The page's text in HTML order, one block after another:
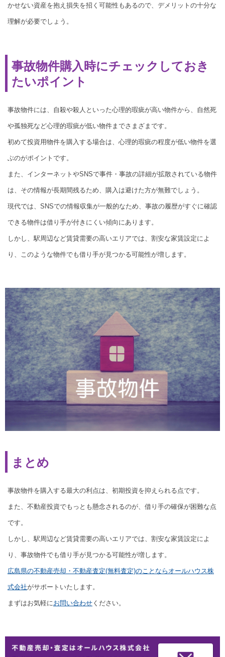
かせない資産を抱え損失を招く可能性もあるので、デメリットの十分な
理解が必要でしょう。
事故物件購入時にチェックしておき
たいポイント
事故物件には、自殺や殺人といった心理的瑕疵が高い物件から、自然死
や孤独死など心理的瑕疵が低い物件までさまざまです。
初めて投資用物件を購入する場合は、心理的瑕疵の程度が低い物件を選
ぶのがポイントです。
また、インターネットやSNSで事件・事故の詳細が拡散されている物件
は、その情報が長期間残るため、購入は避けた方が無難でしょう。
現代では、SNSでの情報収集が一般的なため、事故の履歴がすぐに確認
できる物件は借り手が付きにくい傾向にあります。
しかし、駅周辺など賃貸需要の高いエリアでは、割安な家賃設定によ
り、このような物件でも借り手が見つかる可能性が増します。
まとめ
事故物件を購入する最大の利点は、初期投資を抑えられる点です。
また、不動産投資でもっとも懸念されるのが、借り手の確保が困難な点
です。
しかし、駅周辺など賃貸需要の高いエリアでは、割安な家賃設定によ
り、事故物件でも借り手が見つかる可能性が増します。
広島県の不動産売却・不動産査定(無料査定)のことならオールハウス株
式会社がサポートいたします。
まずはお気軽にお問い合わせ ください。